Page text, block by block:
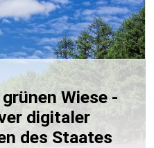
Wiese -
digitaler
des Staates